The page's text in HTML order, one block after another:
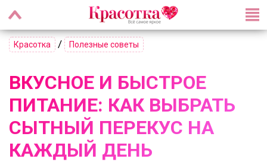
Красотка / Полезные советы
ВКУСНОЕ И БЫСТРОЕ
ПИТАНИЕ: КАК ВЫБРАТЬ
СЫТНЫЙ ПЕРЕКУС НА
КАЖДЫЙ ДЕНЬ